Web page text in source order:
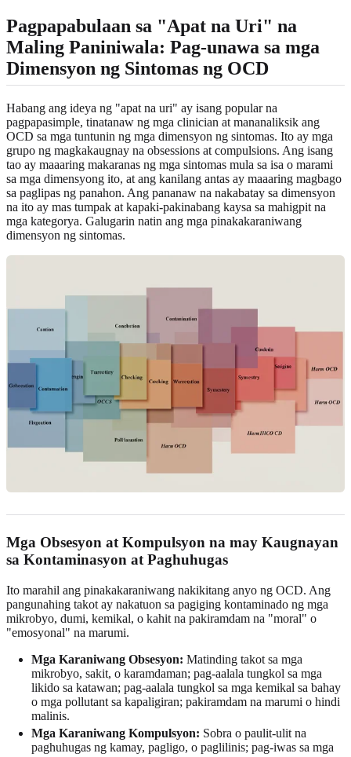
Pagpapabulaan sa "Apat na Uri" na
Maling Paniniwala: Pag-unawa sa mga
Dimensyon ng Sintomas ng OCD
Habang ang ideya ng "apat na uri" ay isang popular na
pagpapasimple, tinatanaw ng mga clinician at mananaliksik ang
OCD sa mga tuntunin ng mga dimensyon ng sintomas. Ito ay mga
grupo ng magkakaugnay na obsessions at compulsions. Ang isang
tao ay maaaring makaranas ng mga sintomas mula sa isa o marami
sa mga dimensyong ito, at ang kanilang antas ay maaaring magbago
sa paglipas ng panahon. Ang pananaw na nakabatay sa dimensyon
na ito ay mas tumpak at kapaki-pakinabang kaysa sa mahigpit na
mga kategorya. Galugarin natin ang mga pinakakaraniwang
dimensyon ng sintomas.
Mga Obsesyon at Kompulsyon na may Kaugnayan
sa Kontaminasyon at Paghuhugas
Ito marahil ang pinakakaraniwang nakikitang anyo ng OCD. Ang
pangunahing takot ay nakatuon sa pagiging kontaminado ng mga
mikrobyo, dumi, kemikal, o kahit na pakiramdam na "moral" o
"emosyonal" na marumi.
Mga Karaniwang Obsesyon: Matinding takot sa mga
mikrobyo, sakit, o karamdaman; pag-aalala tungkol sa mga
likido sa katawan; pag-aalala tungkol sa mga kemikal sa bahay
o mga pollutant sa kapaligiran; pakiramdam na marumi o hindi
malinis.
Mga Karaniwang Kompulsyon: Sobra o paulit-ulit na
paghuhugas ng kamay, pagligo, o paglilinis; pag-iwas sa mga